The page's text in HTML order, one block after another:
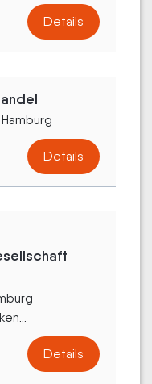
Details
Details
Details